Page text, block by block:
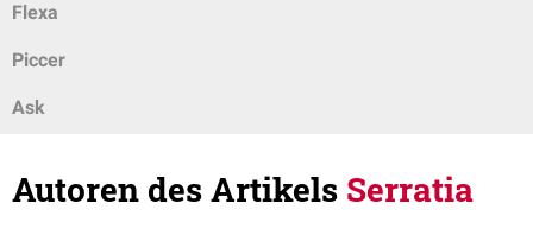
Flexa
Piccer
Ask
Autoren des Artikels Serratia